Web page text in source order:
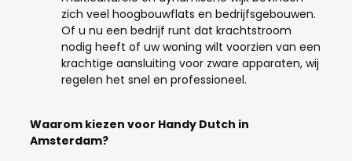
zich veel hoogbouwflats en bedrijfsgebouwen.
Of u nu een bedrijf runt dat krachtstroom
nodig heeft of uw woning wilt voorzien van een
krachtige aansluiting voor zware apparaten, wij
regelen het snel en professioneel.
Waarom kiezen voor Handy Dutch in
Amsterdam?